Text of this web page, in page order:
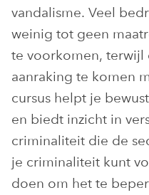
vandalisme. Veel
weinig tot geen
te voorkomen, terwijl
aanraking te komen
cursus helpt je
en biedt inzicht in
criminaliteit die de
je criminaliteit kunt
doen om het te